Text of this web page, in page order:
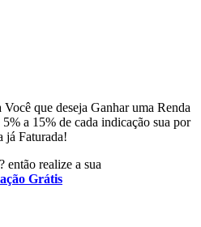
que deseja Ganhar uma Renda
a 15% de cada indicação sua por
já Faturada!
então realize a sua
Grátis